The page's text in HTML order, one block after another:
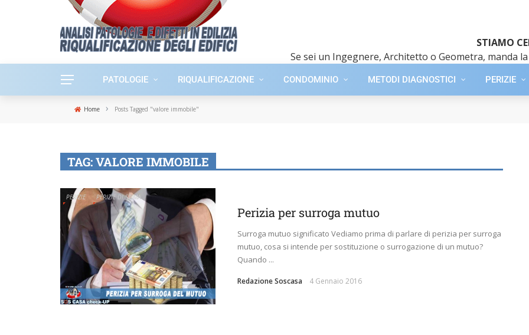
STIAMO
Se sei un Ingegnere, Architetto o Geometra, manda
PATOLOGIE RIQUALIFICAZIONE CONDOMINIO METODI DIAGNOSTICI PERIZIE
Home › Posts Tagged "valore immobile"
TAG:VALORE IMMOBILE
PERIZIE PERIZIE DI STIMA
Perizia per surroga mutuo
Surroga mutuo significato Vediamo prima di parlare di perizia per surroga
mutuo, cosa si intende per sostituzione o surrogazione di un mutuo?
Quando ...
Redazione Soscasa 4 Gennaio 2016